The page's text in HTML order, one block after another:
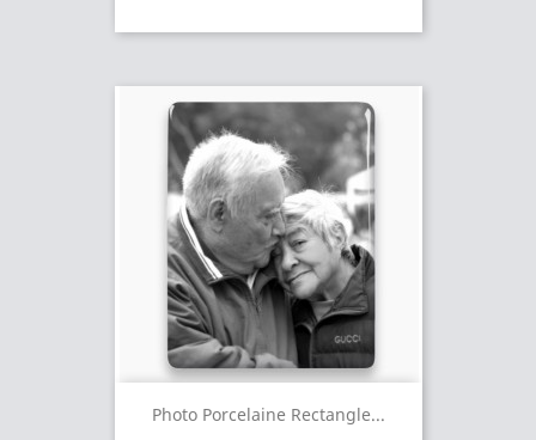
Photo Porcelaine Rectangle...